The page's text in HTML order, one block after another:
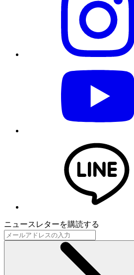
ニュースレターを購読する